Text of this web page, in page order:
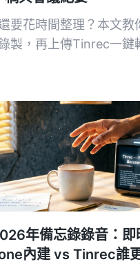
要花時間整理？本文
製，再上傳Tinrec一鍵
年備忘錄錄音：
內建 vs Tinrec誰